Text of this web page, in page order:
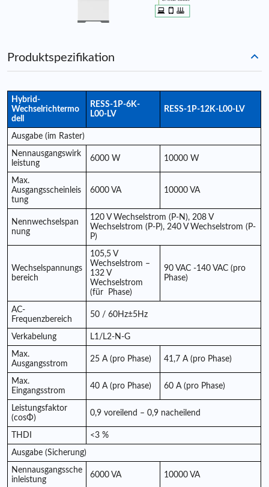
Produktspezifikation
Hybrid-
Wechselrichtermo
dell
RESS-1P-6K-
L00-LV
RESS-1P-12K-L00-LV
Ausgabe (im Raster)
Nennausgangswirk
leistung
6000 W 10000 W
Max.
Ausgangsscheinleis
tung
6000 VA 10000 VA
Nennwechselspan
nung
120 V Wechselstrom (P-N), 208 V
Wechselstrom (P-P), 240 V Wechselstrom (P-
P)
Wechselspannungs
bereich
105,5 V
Wechselstrom –
132 V
Wechselstrom
(für
Phase)
90 VAC -140 VAC (pro
Phase)
AC-
Frequenzbereich
50 / 60Hz±5Hz
Verkabelung L1/L2-N-G
Max.
Ausgangsstrom
25 A (pro Phase) 41,7 A (pro Phase)
Max.
Eingangsstrom
40 A (pro Phase) 60 A (pro Phase)
Leistungsfaktor
(cosΦ)
0,9 voreilend – 0,9 nacheilend
THDI <3 %
Ausgabe (Sicherung)
Nennausgangssche
inleistung
6000 VA 10000 VA